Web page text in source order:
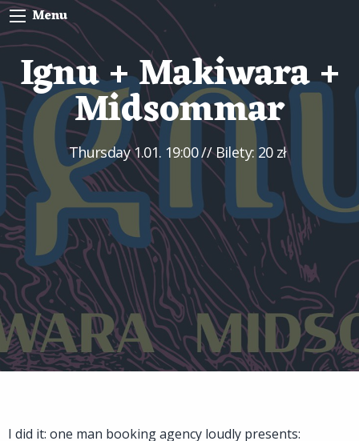
Menu
Ignu + Makiwara +
Midsommar
Thursday1.01. 19:00// Bilety: 20 zł
I did it: one man booking agency loudly presents: